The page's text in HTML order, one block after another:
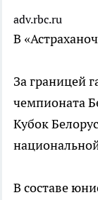
adv.rbc.ru
В
За границей
чемпионата
Кубок
В составе